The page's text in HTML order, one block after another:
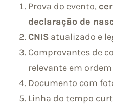
Prova do evento,
declaração de
CNIS atualizado e
Comprovantes de
relevante em ordem
Documento com
Linha do tempo